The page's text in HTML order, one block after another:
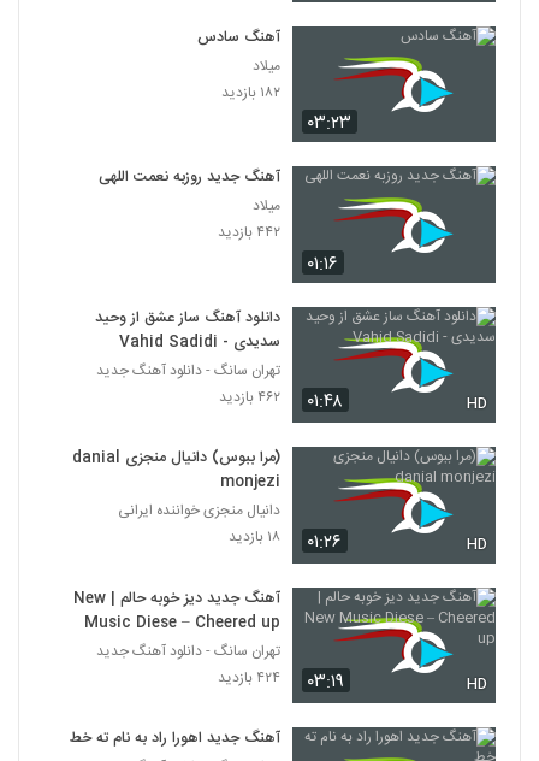
۰۳:۲۳
آهنگ سادس
میلاد
۱۸۲ بازدید
۰۱:۱۶
آهنگ جدید روزبه نعمت اللهی
میلاد
۴۴۲ بازدید
۰۱:۴۸ HD
دانلود آهنگ ساز عشق از وحید
سدیدی - Vahid Sadidi
تهران سانگ - دانلود آهنگ جدید
۴۶۲ بازدید
۰۱:۲۶ HD
(مرا ببوس) دانیال منجزی danial
monjezi
دانیال منجزی خواننده ایرانی
۱۸ بازدید
۰۳:۱۹ HD
آهنگ جدید دیز خوبه حالم | New
Music Diese – Cheered up
تهران سانگ - دانلود آهنگ جدید
۴۲۴ بازدید
آهنگ جدید اهورا راد به نام ته خط